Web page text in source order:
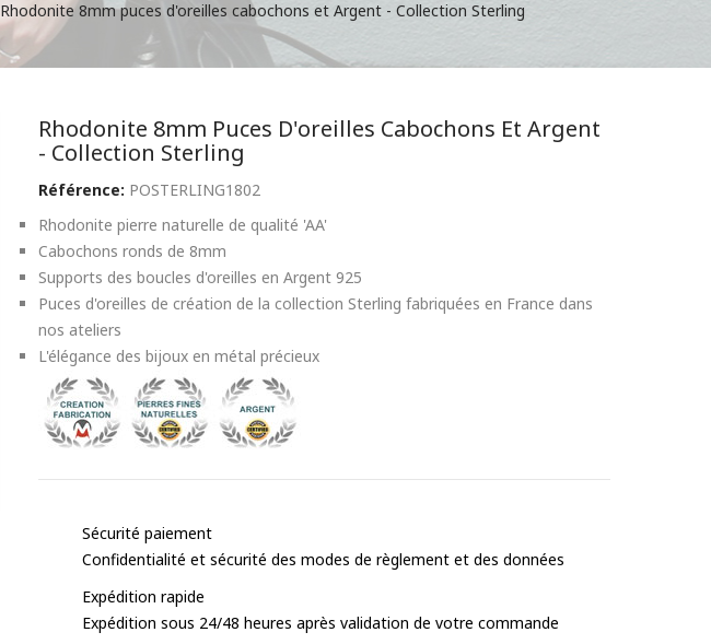
Rhodonite 8mm puces d'oreilles cabochons et Argent - Collection Sterling
Rhodonite 8mm Puces D'oreilles Cabochons Et Argent
- Collection Sterling
Référence: POSTERLING1802
Rhodonite pierre naturelle de qualité 'AA'
Cabochons ronds de 8mm
Supports des boucles d'oreilles en Argent 925
Puces d'oreilles de création de la collection Sterling fabriquées en France dans
nos ateliers
L'élégance des bijoux en métal précieux
Sécurité paiement
Confidentialité et sécurité des modes de règlement et des données
Expédition rapide
Expédition sous 24/48 heures après validation de votre commande